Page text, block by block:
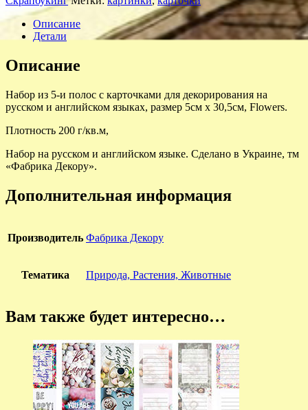
Описание
Детали
Описание
Набор из 5-и полос с карточками для декорирования на
русском и английском языках, размер 5см х 30,5см, Flowers.
Плотность 200 г/кв.м,
Набор на русском и английском языке. Сделано в Украине, тм
«Фабрика Декору».
Дополнительная информация
Производитель Фабрика Декору
Тематика Природа, Растения, Животные
Вам также будет интересно…